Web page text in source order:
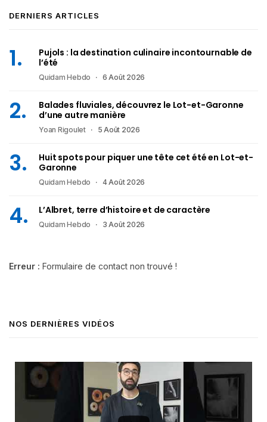
DERNIERS ARTICLES
Pujols : la destination culinaire incontournable de
l’été
Quidam Hebdo 6 Août 2026
Balades fluviales, découvrez le Lot-et-Garonne
d’une autre manière
Yoan Rigoulet 5 Août 2026
Huit spots pour piquer une tête cet été en Lot-et-
Garonne
Quidam Hebdo 4 Août 2026
L’Albret, terre d’histoire et de caractère
Quidam Hebdo 3 Août 2026
Erreur : Formulaire de contact non trouvé !
NOS DERNIÈRES VIDÉOS